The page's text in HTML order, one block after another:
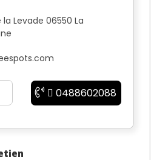
en France
de votre véhicule
véhicule en format dépôt
sur toute la France
et équipements :
Levade 06550 La
0488602088